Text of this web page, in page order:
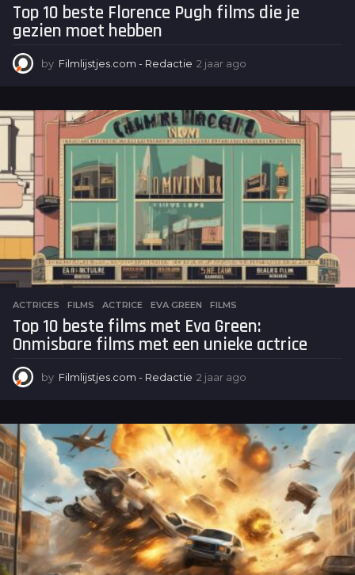
Top 10 beste Florence Pugh films die je
gezien moet hebben
by Filmlijstjes.com - Redactie 2 jaar ago
a
r
a
ACTRICES ,FILMS ACTRICE ,EVA GREEN ,FILMS
Top 10 beste films met Eva Green:
Onmisbare films met een unieke actrice
by Filmlijstjes.com - Redactie 2 jaar ago
a
r
a
g